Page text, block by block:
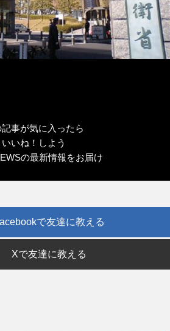
記事が気に入ったら
いいね！しよう
の最新情報をお届け
で友達に教える
Xで友達に教える